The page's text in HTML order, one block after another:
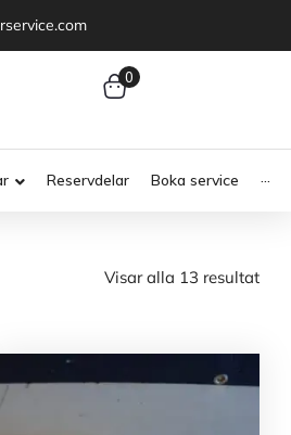
0
Reservdelar Boka service ···
Visar alla 13 resultat